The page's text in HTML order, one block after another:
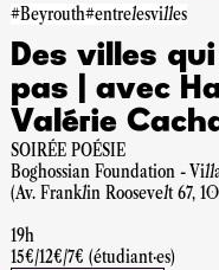
#Beyrouth#entrelesvilles
Des villes
pas | avec
Valérie
SOIRÉE POÉSIE
Boghossian Foundation -
(Av. Franklin Roosevelt 67,
19h
15€/12€/7€ (étudiant·es)